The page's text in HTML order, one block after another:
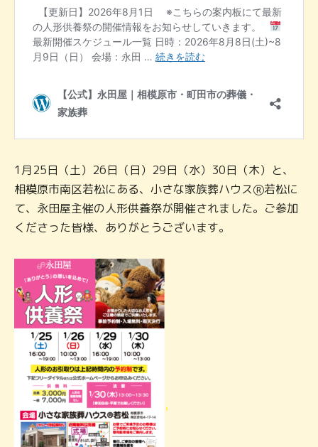
1月25日（土）26日（日）29日（水）30日（木）と、
相模原市南区若松にある、小さな家族葬ハウスⓇ若松に
て、永田屋主催の人形供養祭が開催されました。ご参加
くださった皆様、ありがとうございます。